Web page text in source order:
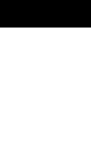
springen